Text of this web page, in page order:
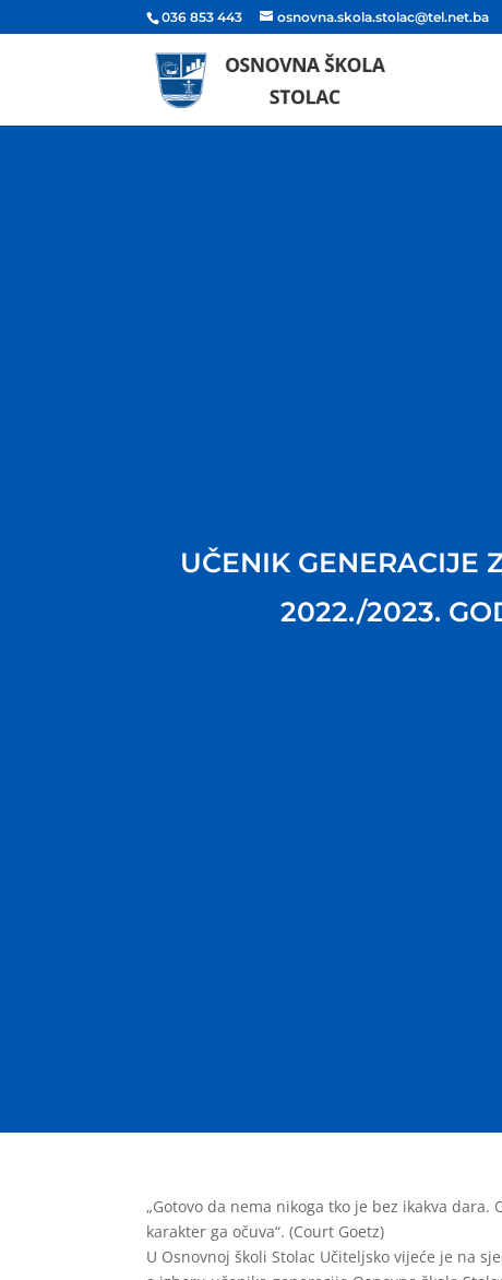
036 853 443 osnovna.skola.stolac@tel.net.ba
UČENIK GENERACIJE
2022./2023.
„Gotovo da nema nikoga tko je bez ikakva
karakter ga očuva“. (Court Goetz)
U Osnovnoj školi Stolac Učiteljsko vijeće je na